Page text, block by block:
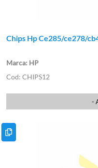
Chips Hp Ce285/ce278/
HP
CHIPS12
-